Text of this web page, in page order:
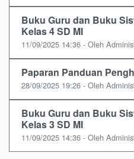
Buku Guru dan Buku
Kelas 4 SD MI
11/09/2025 14:36 - Oleh
Paparan Panduan
28/09/2025 19:26 - Oleh
Buku Guru dan Buku
Kelas 3 SD MI
11/09/2025 14:36 - Oleh